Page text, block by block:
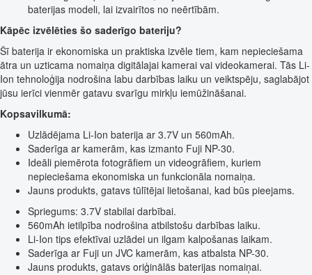
baterijas modeli, lai izvairītos no neērtībām.
Kāpēc izvēlēties šo saderīgo bateriju?
Šī baterija ir ekonomiska un praktiska izvēle tiem, kam nepieciešama
ātra un uzticama nomaiņa digitālajai kamerai vai videokamerai. Tās Li-
Ion tehnoloģija nodrošina labu darbības laiku un veiktspēju, saglabājot
jūsu ierīci vienmēr gatavu svarīgu mirkļu iemūžināšanai.
Kopsavilkumā:
Uzlādējama Li-Ion baterija ar 3.7V un 560mAh.
Saderīga ar kamerām, kas izmanto Fuji NP-30.
Ideāli piemērota fotogrāfiem un videogrāfiem, kuriem
nepieciešama ekonomiska un funkcionāla nomaiņa.
Jauns produkts, gatavs tūlītējai lietošanai, kad būs pieejams.
Spriegums: 3.7V stabilai darbībai.
560mAh ietilpība nodrošina atbilstošu darbības laiku.
Li-Ion tips efektīvai uzlādei un ilgam kalpošanas laikam.
Saderīga ar Fuji un JVC kamerām, kas atbalsta NP-30.
Jauns produkts, gatavs oriģinālās baterijas nomaiņai.